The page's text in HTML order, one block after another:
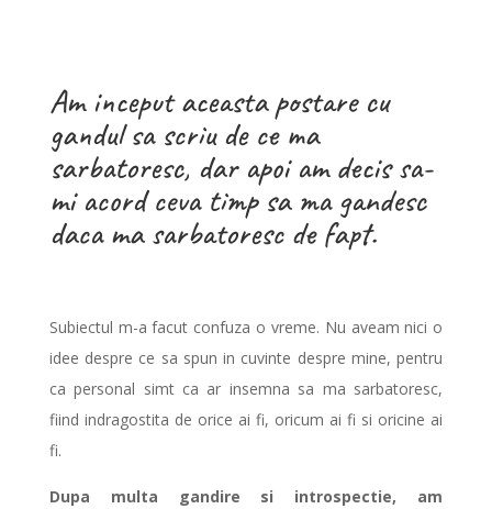
Am inceput aceasta postare cu
gandul sa scriu de ce ma
sarbatoresc, dar apoi am decis sa-
mi acord ceva timp sa ma gandesc
daca ma sarbatoresc de fapt.
Subiectul m-a facut confuza o vreme. Nu aveam nici o
idee despre ce sa spun in cuvinte despre mine, pentru
ca personal simt ca ar insemna sa ma sarbatoresc,
fiind indragostita de orice ai fi, oricum ai fi si oricine ai
fi.
Dupa multa gandire si introspectie, am